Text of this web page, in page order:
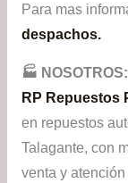
Para mas
despachos.
🏭​ NOSOTROS:
RP Repuestos
en repuestos
Talagante, con
venta y